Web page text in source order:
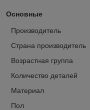
Основные
Производитель
Страна производитель
Возрастная группа
Количество деталей
Материал
Пол